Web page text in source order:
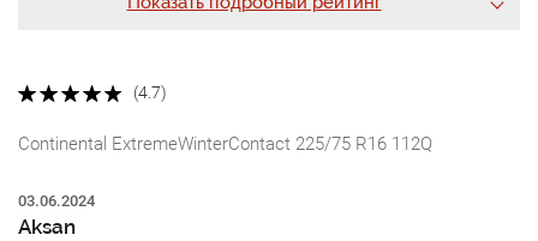
(4.7)
Continental ExtremeWinterContact 225/75 R16 112Q
03.06.2024
Aksan